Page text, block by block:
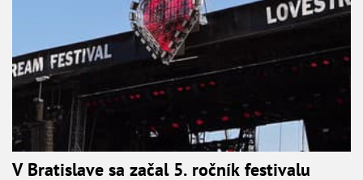
V Bratislave sa začal 5. ročník festivalu